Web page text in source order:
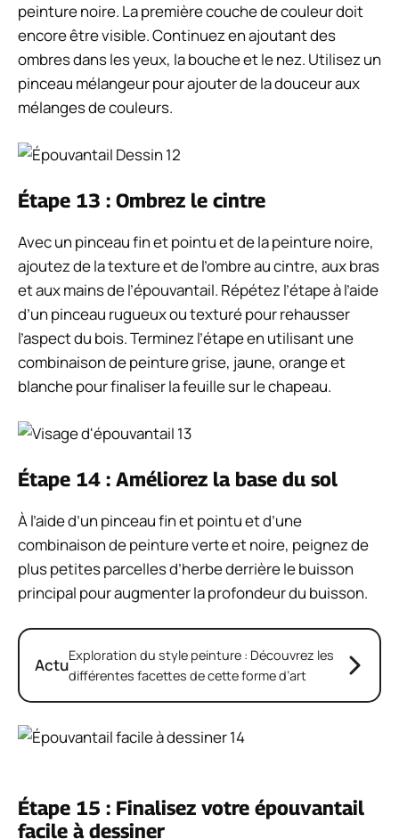
peinture noire. La première couche de couleur doit
encore être visible.Continuez en ajoutant des
ombres dans les yeux, la bouche et le nez. Utilisez un
pinceau mélangeur pour ajouter de la douceur aux
mélanges de couleurs.
Étape 13 : Ombrez le cintre
Avec un pinceau fin et pointu et de la peinture noire,
ajoutez de la texture et de l’ombre au cintre, aux bras
et aux mains de l’épouvantail. Répétez l’étape à l’aide
d’un pinceau rugueux ou texturé pour rehausser
l’aspect du bois.Terminez l’étape en utilisant une
combinaison de peinture grise, jaune, orange et
blanche pour finaliser la feuille sur le chapeau.
Étape 14 : Améliorez la base du sol
À l’aide d’un pinceau fin et pointu et d’une
combinaison de peinture verte et noire, peignez de
plus petites parcelles d’herbe derrière le buisson
principal pour augmenter la profondeur du buisson.
ActuExploration du style peinture : Découvrez les
différentes facettes de cette forme d’art
Étape 15 : Finalisez votre épouvantail
facile à dessiner